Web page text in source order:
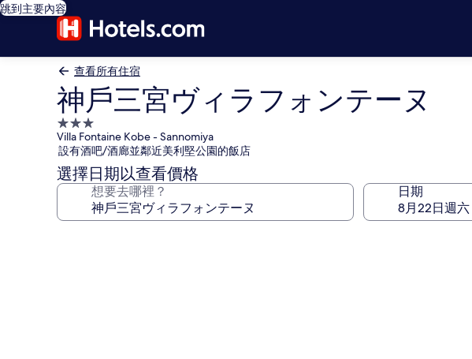
跳到主要內容
查看所有住宿
神戶三宮ヴィラフォンテーヌ
3.0
星
級
住
宿
Villa Fontaine Kobe - Sannomiya
設有酒吧/酒廊並鄰近美利堅公園的飯店
選擇日期以查看價格
想要去哪裡？ 日期